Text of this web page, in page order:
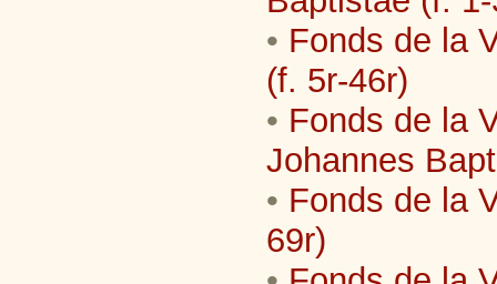
• Fonds de la
(f. 5r-46r)
• Fonds de la
Johannes
• Fonds de la
69r)